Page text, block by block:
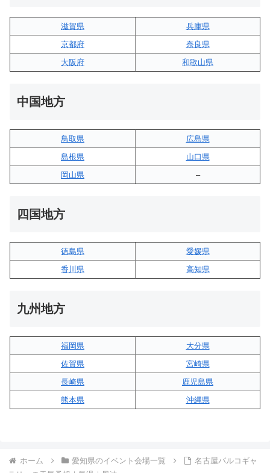
滋賀県
兵庫県
京都府
奈良県
大阪府
和歌山県
中国地方
鳥取県
広島県
島根県
山口県
岡山県
–
四国地方
徳島県
愛媛県
香川県
高知県
九州地方
福岡県
大分県
佐賀県
宮崎県
長崎県
鹿児島県
熊本県
沖縄県
ホーム 愛知県のイベント会場一覧
名古屋パルコギャ